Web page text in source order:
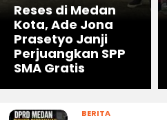
Reses di Medan
Kota, Ade Jona
Prasetyo Janji
Perjuangkan SPP
SMA Gratis
BERITA